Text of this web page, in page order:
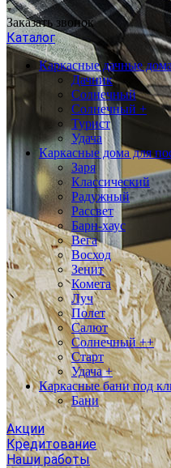
Заказать звонок
Каталог
Каркасные дачные
Дачник
Солнечный
Солнечный +
Турист
Удача
Каркасные дома для
Заря
Классический
Радужный
Рассвет
Барн-хаус
Вега
Восход
Зенит
Комета
Луч
Полет
Салют
Солнечный ++
Старт
Удача +
Каркасные бани под
Бани
Акции
Кредитование
Наши работы